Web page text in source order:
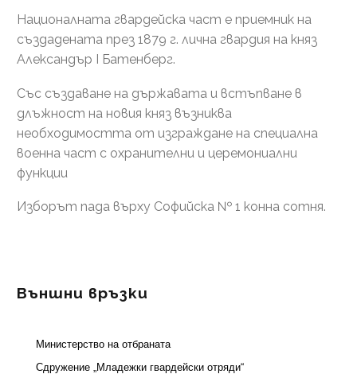
Националната гвардейска част е приемник на
създадената през 1879 г. лична гвардия на княз
Александър І Батенберг.
Със създаване на държавата и встъпване в
длъжност на новия княз възниква
необходимостта от изграждане на специална
военна част с охранителни и церемониални
функции
Изборът пада върху Софийска № 1 конна сотня.
Външни връзки
Министерство на отбраната
Сдружение „Младежки гвардейски отряди“